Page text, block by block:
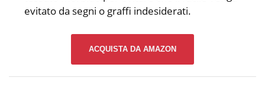
evitato da segni o graffi indesiderati.
ACQUISTA DA AMAZON